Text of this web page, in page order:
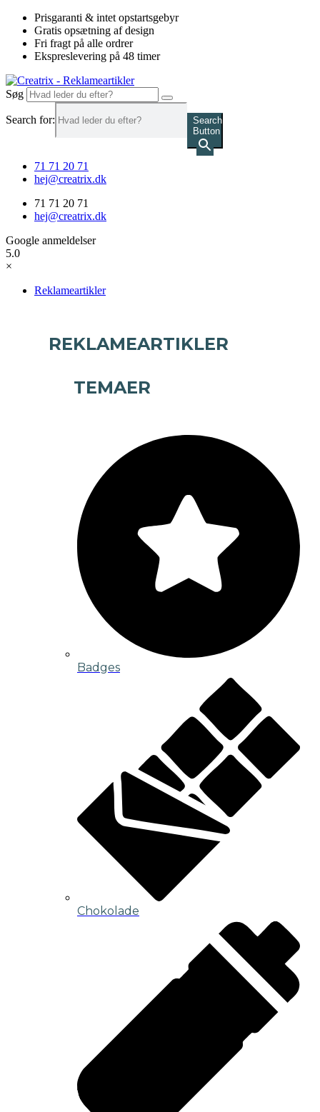
Videre
indhold
Prisgaranti & intet opstartsgebyr
Gratis opsætning af design
Fri fragt på alle ordrer
Ekspreslevering på 48 timer
Søg
Search for:
Search
Button
71 71 20 71
hej@creatrix.dk
71 71 20 71
hej@creatrix.dk
Google anmeldelser
5.0
×
Reklameartikler
REKLAMEARTIKLER
TEMAER
Badges
Chokolade